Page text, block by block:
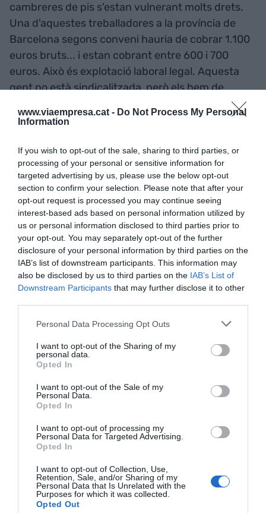
www.viaempresa.cat - Do Not Process My Personal
Information
If you wish to opt-out of the sale, sharing to third parties, or
processing of your personal or sensitive information for
targeted advertising by us, please use the below opt-out
section to confirm your selection. Please note that after your
opt-out request is processed you may continue seeing
interest-based ads based on personal information utilized by
us or personal information disclosed to third parties prior to
your opt-out. You may separately opt-out of the further
disclosure of your personal information by third parties on the
IAB’s list of downstream participants. This information may
also be disclosed by us to third parties on the IAB’s List of
Downstream Participants that may further disclose it to other
Personal Data Processing Opt Outs
I want to opt-out of the Sharing of my
personal data.
Opted In
I want to opt-out of the Sale of my
Personal Data.
Opted In
I want to opt-out of processing my
Personal Data for Targeted Advertising.
Opted In
I want to opt-out of Collection, Use,
Retention, Sale, and/or Sharing of my
Personal Data that Is Unrelated with the
Purposes for which it was collected.
Opted Out
cambreres de pis s'estan vulnerant molts drets.
Una d'aquestes treballadores a la província de
Barcelona segons conveni hauria de cobrar 1.100
euros bruts... i estan cobrant entre 600 i 700
euros. Això és explotació laboral legal. Aquesta
gent no està sindicalitzada, però els hem de
defensar. Intentarem que les empreses de serveis
integrals apliquin la mateixa legislació que les ETT.
Parlant d'ETT. Com veu la UGT que el SOC
col·labori amb aquestes empreses de treball
temporal?
Nosaltres vam votar en contra de la llei. Aquest no
és el camí. Si la via són feines de baixa qualitat i
curta durada, no anem bé. Les polítiques
públiques haurien de reforçar el SOC, que és el
que ha de fer d'agència de col·locació. En cas que
s'hagin de fer acords, s'hauria de vigilar que es
fes una inserció laboral correcta, cosa que ara es
com seran les relacions amb el nou Govern?
Serem igual d'exigents que hem estat sempre.
Hem tingut experiències anteriors: Josep Maria
Rañé ja va ser Conseller de Treball i Indústria amb
part som escola de polítics, l'Eva Granados,
portaveu del PSC, va ser cap de relacions
institucionals del sindicat.